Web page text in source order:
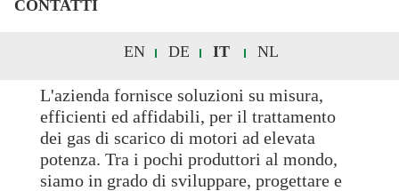
CONTATTI
EN DE IT NL
Know-how ingegneristico svizzero
L'azienda fornisce soluzioni su misura,
efficienti ed affidabili, per il trattamento
dei gas di scarico di motori ad elevata
potenza. Tra i pochi produttori al mondo,
siamo in grado di sviluppare, progettare e